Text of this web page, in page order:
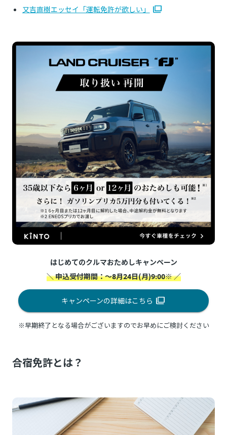
又吉直樹エッセイ「運転免許が欲しい」
はじめてのクルマおためしキャンペーン
＼ 申込受付期間：～8月24日(月)9:00※ ／
キャンペーンの詳細はこちら
※早期終了となる場合がございますのでお早めにご検討ください
合宿免許とは？